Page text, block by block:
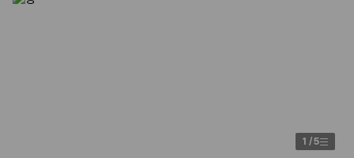
1 /5